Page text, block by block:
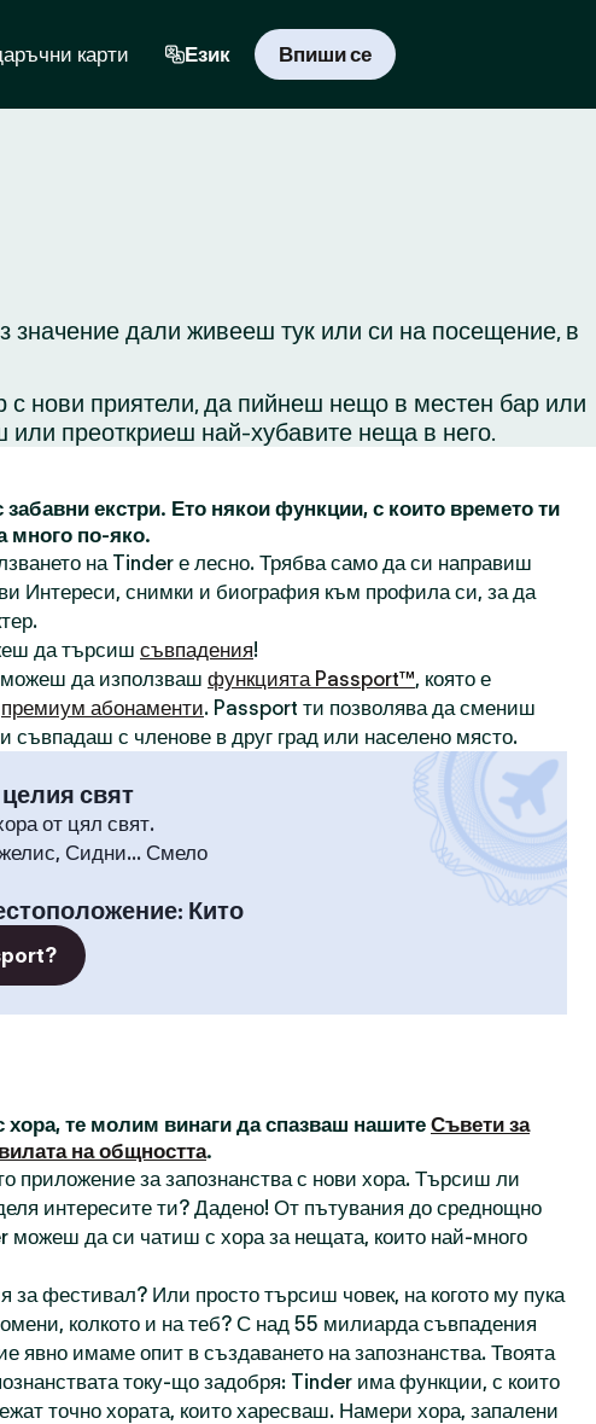
карти Език Впиши се
значение дали живееш тук или си на посещение, в
нови приятели, да пийнеш нещо в местен бар или
или преоткриеш най-хубавите неща в него.
екстри. Ето някои функции, с които времето ти
много по-яко.
на Tinder е лесно. Трябва само да си направиш
Интереси, снимки и биография към профила си, за да
да търсиш съвпадения!
да използваш функцията Passport™, която е
премиум абонаменти. Passport ти позволява да смениш
съвпадаш с членове в друг град или населено място.
свят
от цял свят.
Сидни... Смело
: Кито
хора, те молим винаги да спазваш нашитеСъвети за
на общността.
приложение за запознанства с нови хора. Търсиш ли
интересите ти? Дадено! От пътувания до среднощно
можеш да си чатиш с хора за нещата, които най-много
за фестивал? Или просто търсиш човек, на когото му пука
колкото и на теб? С над 55 милиарда съвпадения
явно имаме опит в създаването на запознанства. Твоята
току-що задобря: Tinder има функции, с които
точно хората, които харесваш. Намери хора, запалени